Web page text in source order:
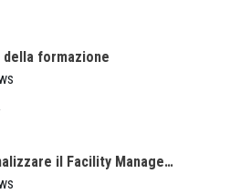
della formazione
il Facility Manage…